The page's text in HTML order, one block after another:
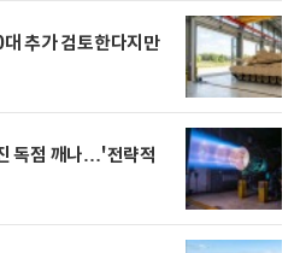
추가 검토한다지만
독점 깨나…'전략적